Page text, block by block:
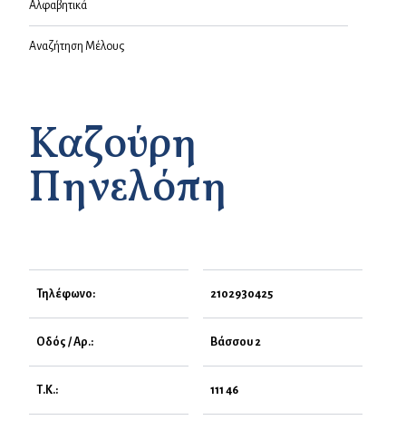
Αλφαβητικά
Αναζήτηση Μέλους
Καζούρη
Πηνελόπη
Τηλέφωνο: 2102930425
Οδός / Αρ.: Βάσσου 2
Τ.Κ.: 111 46